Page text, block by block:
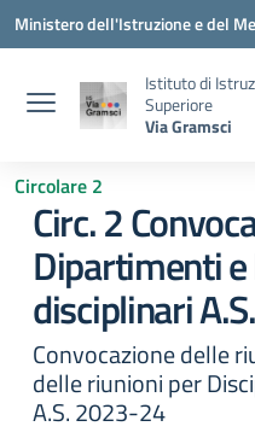
Vai ai contenuti
Vai al menu di navigazione
Vai al footer
Ministero dell'Istruzione e del
Istituto di
Superiore
Via Gramsci
Circolare 2
Circ. 2
Dipartimenti
disciplinari
Convocazione delle
delle riunioni per
A.S. 2023-24